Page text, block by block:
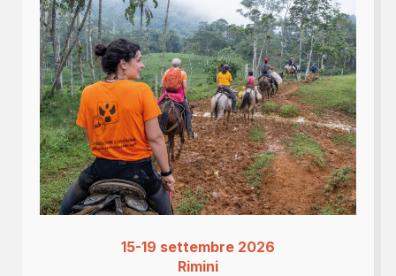
15-19 settembre 2026
Rimini